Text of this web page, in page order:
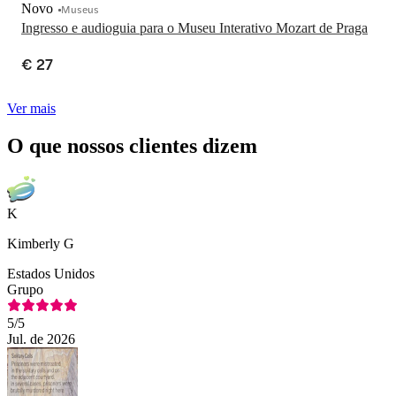
Ingresso e audioguia para o Museu Interativo Mozart de Praga
Novo Museus
€ 27
Ver mais
O que nossos clientes dizem
K
Kimberly G
Estados Unidos
Grupo
5/5
Jul. de 2026